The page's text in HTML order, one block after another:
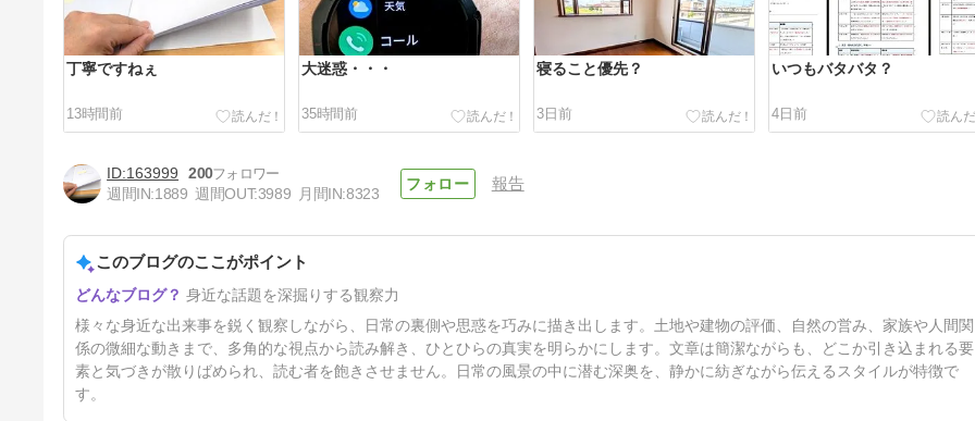
丁寧ですねぇ
13時間前
大迷惑・・・
35時間前
寝ること優先？
3日前
いつもバタバタ？
4日前
４時起き？
5日前
163999
200
週間IN:1889 週間OUT:3989 月間IN:8323
報告
このブログのここがポイント
身近な話題を深掘りする観察力
様々な身近な出来事を鋭く観察しながら、日常の裏側や思惑を巧みに描き出します。土地や建物の評価、自然の営み、家族や人間関
係の微細な動きまで、多角的な視点から読み解き、ひとひらの真実を明らかにします。文章は簡潔ながらも、どこか引き込まれる要
素と気づきが散りばめられ、読む者を飽きさせません。日常の風景の中に潜む深奥を、静かに紡ぎながら伝えるスタイルが特徴で
す。